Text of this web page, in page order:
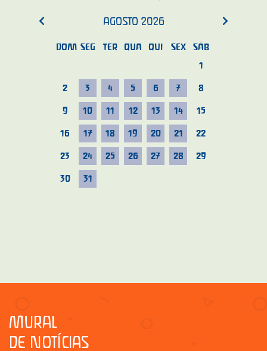
AGOSTO 2026
DOM SEG TER QUA QUI SEX
SÁB
1
2 3 4 5 6 7 8
9 10 11 12 13 14 15
16 17 18 19 20 21 22
23 24 25 26 27 28 29
30 31
MURAL
DE NOTÍCIAS